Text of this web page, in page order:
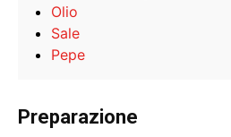
Olio
Sale
Pepe
Preparazione